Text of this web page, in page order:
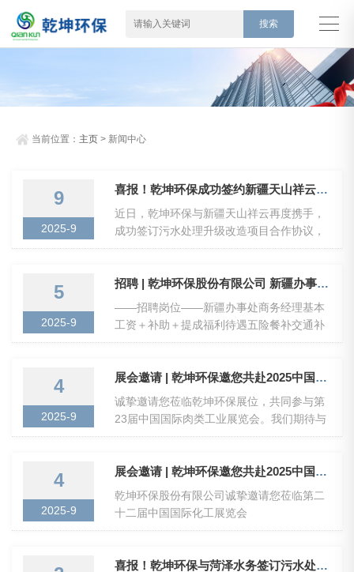
当前位置： 主页 > 新闻中心
9
2025-9
喜报！乾坤环保成功签约新疆天山祥云污水处理升级改造项目
近日，乾坤环保与新疆天山祥云再度携手，
成功签订污水处理升级改造项目合作协议，
这是双方在环保领域深化合作的又一重要举
推动绿色生产迈上新台阶。长期以来，新疆
天山祥云高分子材料有限公司高度重视环保
治理与可持续发展，此前与乾坤环保的合
污水处理系统面临新的优化需求。基于对乾
坤环保技术实力与服务品质的高度认可，新
疆天山祥云再次选择与乾坤环保并肩，对污
水处理系统进行升级改造。此...
5
2025-9
招聘 | 乾坤环保股份有限公司 新疆办事处商务经理 招聘中
——招聘岗位——新疆办事处商务经理基本
工资＋补助＋提成福利待遇五险餐补交通补
助生日福利工龄工资岗位职责:1.负责新疆区
展工作。2.深入分析新疆环保市场政策、行
业动态及竞争对手情况，制定并执行区域的
年度、季度销售计划与策略。3.重点开拓和
管部门及合作伙伴的长期战略合作关系。4.
进行商务谈判、投标管理、合同签订与回款
工作，确保项目顺利落地和资金安全。5.及
时响应客户需求...
4
2025-9
展会邀请 | 乾坤环保邀您共赴2025中国国际肉类工业展览会（厦门）
诚挚邀请您莅临乾坤环保展位，共同参与第
23届中国国际肉类工业展览会。我们期待与
您相聚厦门，共同探讨食品行业污水处理前
手推动行业可持续未来。我们的展位号：C2
馆--C2023号乾坤环保股份有限公司立足中
原，根植新乡，南临黄河，北倚太行。经过
术运用型人才组成的科研团队，形成了*的设
4
2025-9
展会邀请 | 乾坤环保邀您共赴2025中国国际化工展览会（上海）
乾坤环保股份有限公司诚挚邀请您莅临第二
十二届中国国际化工展览会
（ICIFChina2025），我们将展示最新的环
废气治理、固废资源化等领域，致力于为化喜报！乾坤环保与菏泽水务签订污水处理升级改造项目